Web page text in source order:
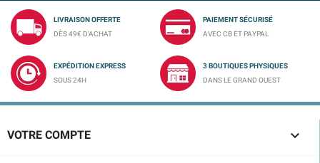
LIVRAISON OFFERTE
DÈS 49€ D'ACHAT
PAIEMENT SÉCURISÉ
AVEC CB ET PAYPAL
EXPÉDITION EXPRESS
SOUS 24H
3 BOUTIQUES PHYSIQUES
DANS LE GRAND OUEST
VOTRE COMPTE 